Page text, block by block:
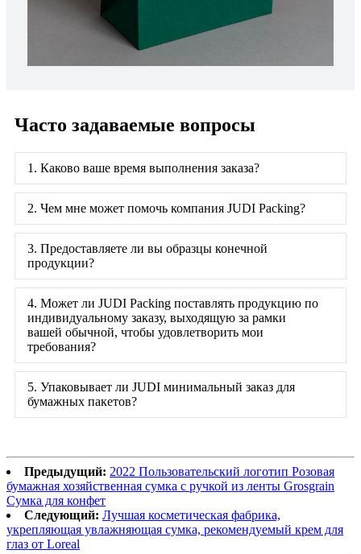
Часто задаваемые вопросы
1. Каково ваше время выполнения заказа?
2. Чем мне может помочь компания JUDI Packing?
3. Предоставляете ли вы образцы конечной
продукции?
4. Может ли JUDI Packing поставлять продукцию по
индивидуальному заказу, выходящую за рамки
вашей обычной, чтобы удовлетворить мои
требования?
5. Упаковывает ли JUDI минимальный заказ для
бумажных пакетов?
Предыдущий: 2022 Пользовательский логотип Розовая
бумажная хозяйственная сумка с ручкой из ленты Grosgrain
Сумка для конфет
Следующий: Лучшая косметическая фабрика,
укрепляющая увлажняющая сумка, рекомендуемый крем для
глаз от Loreal